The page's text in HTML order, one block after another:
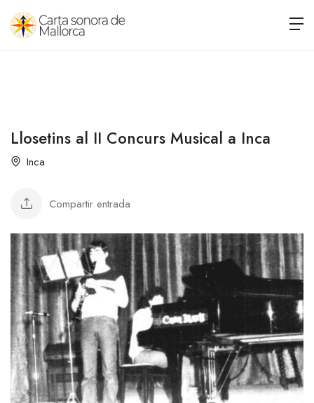
Llosetins al II Concurs Musical a Inca
Inca
Compartir entrada